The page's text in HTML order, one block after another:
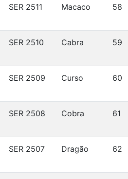
SER 2511 Macaco 58
SER 2510 Cabra 59
SER 2509 Curso 60
SER 2508 Cobra 61
SER 2507 Dragão 62